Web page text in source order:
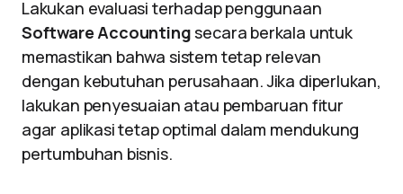
Lakukan evaluasi terhadap penggunaan
Software Accountingsecara berkala untuk
memastikan bahwa sistem tetap relevan
dengan kebutuhan perusahaan. Jika diperlukan,
lakukan penyesuaian atau pembaruan fitur
agar aplikasi tetap optimal dalam mendukung
pertumbuhan bisnis.